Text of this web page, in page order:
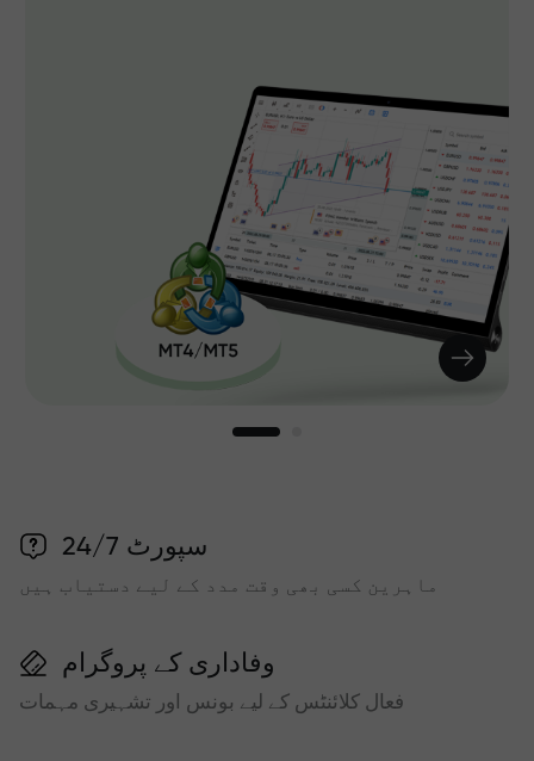
سپورٹ 24/7
ماہرین کسی بھی وقت مدد کے لیے دستیاب ہیں
وفاداری کے پروگرام
فعال کلائنٹس کے لیے بونس اور تشہیری مہمات